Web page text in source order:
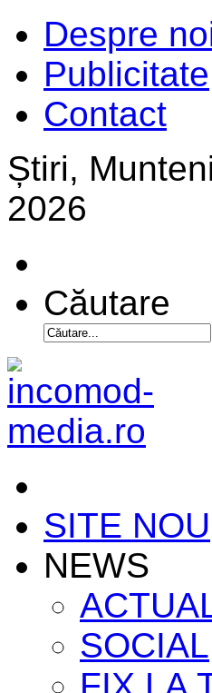
Despre
Publicitate
Contact
Știri,
2026
Căutare
SITE NOU
NEWS
SOCIAL